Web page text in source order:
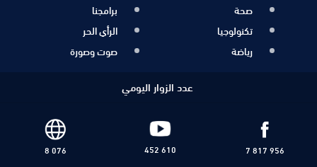
صحة
تكنولوجيا
رياضة
برامجنا
الرأي الحر
صوت وصورة
عدد الزوار اليومي
7 817 956
452 610
8 076